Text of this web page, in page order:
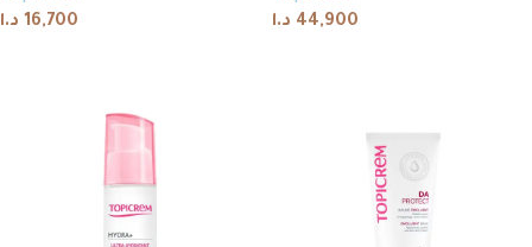
16,700 د.ا
44,900 د.ا